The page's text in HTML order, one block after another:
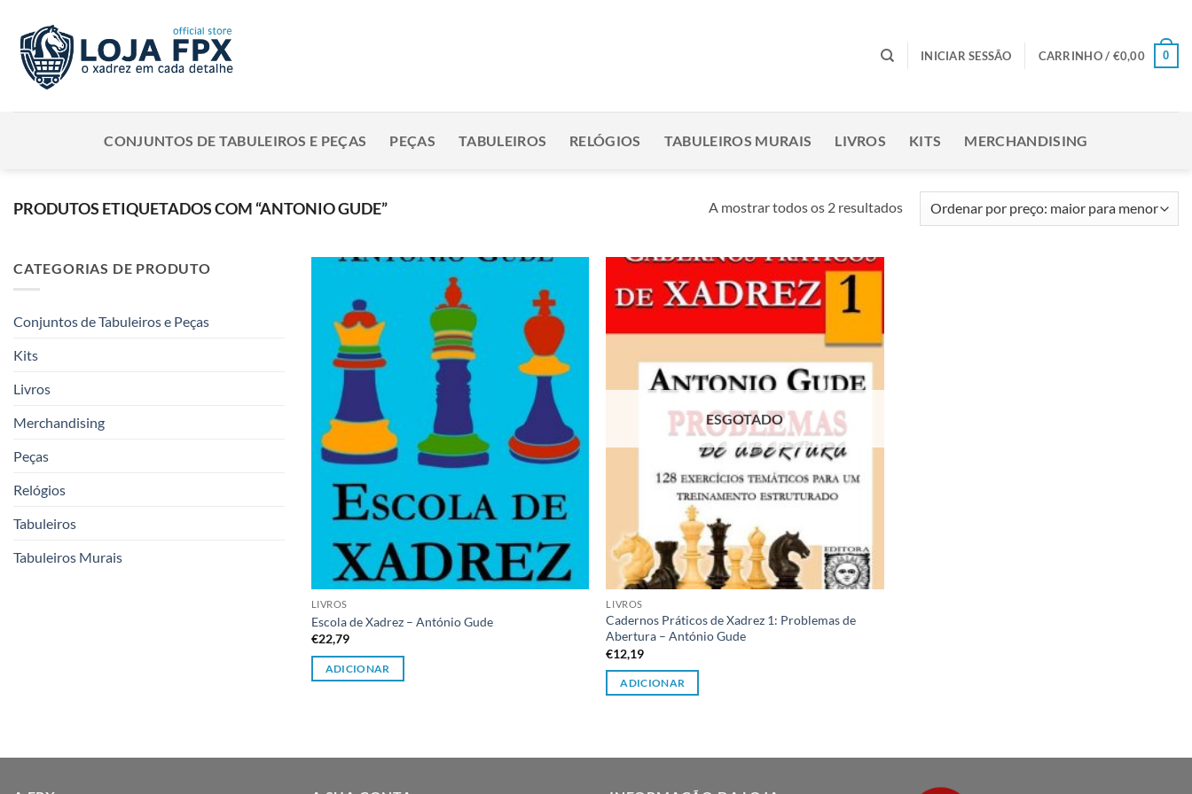
content
INICIAR SESSÃO CARRINHO / €0,00 0
CONJUNTOS DE TABULEIROS E PEÇAS PEÇAS TABULEIROS RELÓGIOS TABULEIROS MURAIS LIVROS KITS MERCHANDISING
PRODUTOS ETIQUETADOS COM “ANTONIO GUDE” A mostrar todos os 2 resultadosOrdenado
por
CATEGORIAS DE PRODUTO
Conjuntos de Tabuleiros e Peças
Kits
Livros
Merchandising
Peças
Relógios
Tabuleiros
Tabuleiros Murais
Adicionar
à lista de
desejos
LIVROS
Escola de Xadrez – António Gude
€22,79
ADICIONAR
Adicionar
à lista de
ESGOTADO
LIVROS
Cadernos Práticos de Xadrez 1: Problemas de
Abertura – António Gude
€12,19
ADICIONAR